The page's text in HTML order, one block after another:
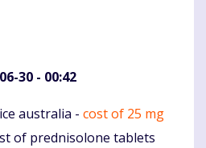
30 - 00:42
australia - cost of 25 mg
of prednisolone tablets